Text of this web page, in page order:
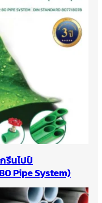
รีนไปป์
Pipe System)